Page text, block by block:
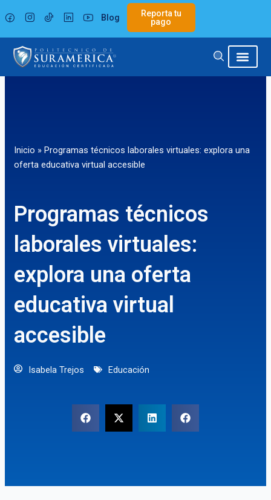
al
contenido
Blog
Reporta tu
pago
Inicio » Programas técnicos laborales virtuales: explora una
oferta educativa virtual accesible
Programas técnicos
laborales virtuales:
explora una oferta
educativa virtual
accesible
Isabela Trejos Educación